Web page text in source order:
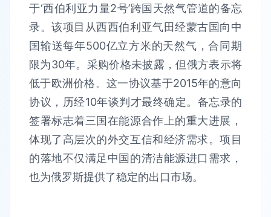
于‘西伯利亚力量2号’跨国天然气管道的备忘
录。该项目从西西伯利亚气田经蒙古国向中
国输送每年500亿立方米的天然气，合同期
限为30年。采购价格未披露，但俄方表示将
低于欧洲价格。这一协议基于2015年的意向
协议，历经10年谈判才最终确定。备忘录的
签署标志着三国在能源合作上的重大进展，
体现了高层次的外交互信和经济需求。项目
的落地不仅满足中国的清洁能源进口需求，
也为俄罗斯提供了稳定的出口市场。